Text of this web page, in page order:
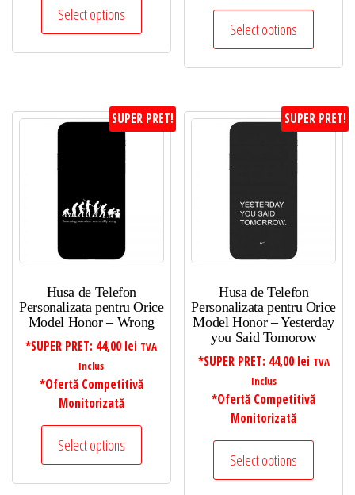
Select options
Select options
SUPER PRET!
Husa de Telefon
Personalizata pentru Orice
Model Honor – Wrong
*SUPER PRET: 44,00 lei TVA
Inclus
*Ofertă Competitivă
Monitorizată
Select options
SUPER PRET!
Husa de Telefon
Personalizata pentru Orice
Model Honor – Yesterday
you Said Tomorow
*SUPER PRET: 44,00 lei TVA
Inclus
*Ofertă Competitivă
Monitorizată
Select options